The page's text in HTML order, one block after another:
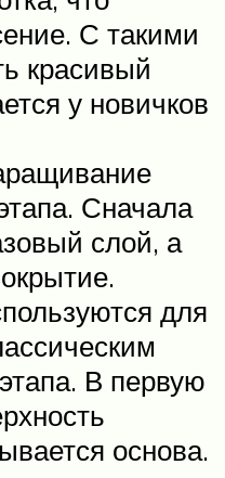
С такими
красивый
у новичков
Сначала
слой, а
для
В первую
основа.